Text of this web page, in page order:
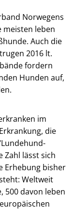
Norwegens
meisten leben
Auch die
2016 lt.
fordern
Hunden auf,
im
die
Zahl lässt sich
Erhebung bisher
Weltweit
500 davon leben